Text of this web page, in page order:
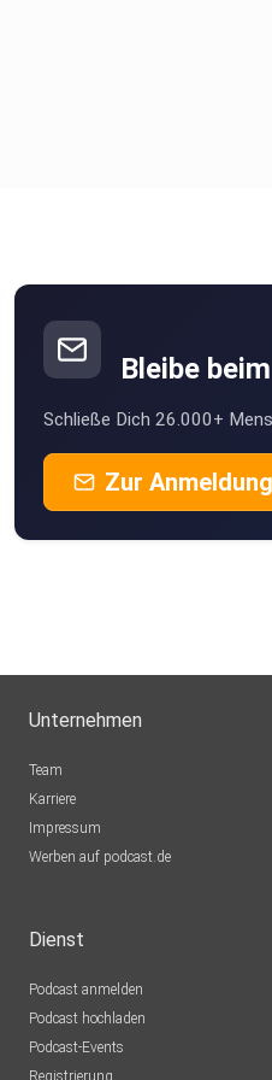
Bleibe
Schließe Dich 26.000+
Zur Anmeldung
Unternehmen
Team
Karriere
Impressum
Werben auf podcast.de
Dienst
Podcast anmelden
Podcast hochladen
Podcast-Events
Registrierung